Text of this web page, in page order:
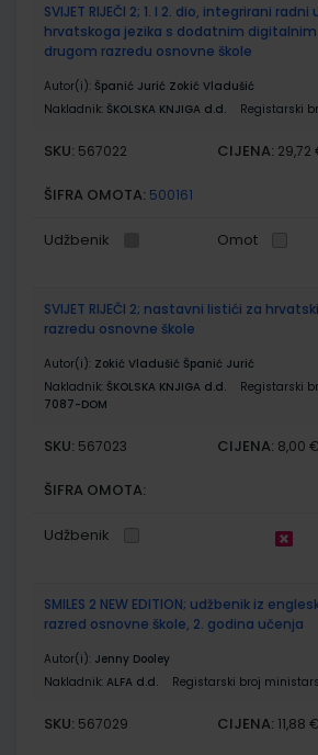
proizvodi
SVIJET RIJEČI 2; 1. I 2. dio, integrirani
hrvatskoga jezika s dodatnim
drugom razredu osnovne škole
Autor(i): Španić Jurić Zokić Vladušić
Nakladnik: ŠKOLSKA KNJIGA d.d. Registarski
SKU: 567022 CIJENA: 29,72
ŠIFRA OMOTA: 500161
Udžbenik Omot
SVIJET RIJEČI 2; nastavni listići za
razredu osnovne škole
Autor(i): Zokić Vladušić Španić Jurić
Nakladnik: ŠKOLSKA KNJIGA d.d.
Registarski
7087-DOM
SKU: 567023 CIJENA: 8,00 €
ŠIFRA OMOTA:
Udžbenik
SMILES 2 NEW EDITION; udžbenik iz
razred osnovne škole, 2. godina učenja
Autor(i): Jenny Dooley
Nakladnik: ALFA d.d. Registarski broj
SKU: 567029 CIJENA: 11,88 €